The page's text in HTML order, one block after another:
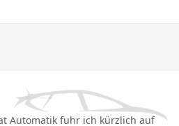
Automatik fuhr ich kürzlich auf